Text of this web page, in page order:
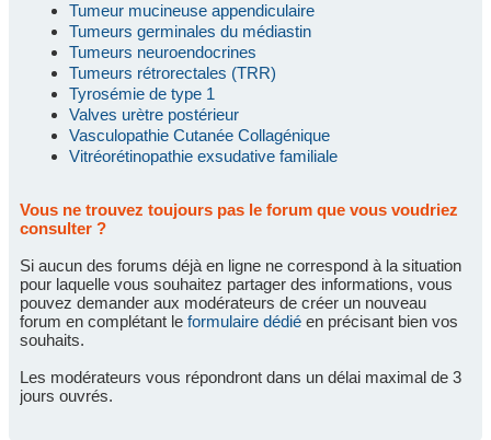
Tumeur mucineuse appendiculaire
Tumeurs germinales du médiastin
Tumeurs neuroendocrines
Tumeurs rétrorectales (TRR)
Tyrosémie de type 1
Valves urètre postérieur
Vasculopathie Cutanée Collagénique
Vitréorétinopathie exsudative familiale
Vous ne trouvez toujours pas le forum que vous voudriez
consulter ?
Si aucun des forums déjà en ligne ne correspond à la situation
pour laquelle vous souhaitez partager des informations, vous
pouvez demander aux modérateurs de créer un nouveau
forum en complétant le formulaire dédié en précisant bien vos
souhaits.
Les modérateurs vous répondront dans un délai maximal de 3
jours ouvrés.